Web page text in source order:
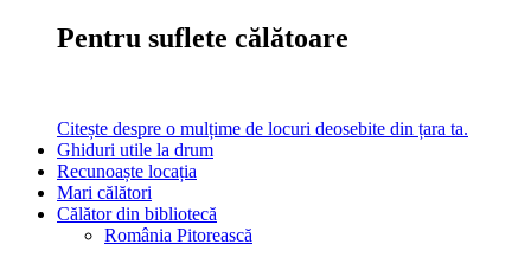
Pentru suflete călătoare
Citește despre o mulțime de locuri deosebite din țara ta.
Ghiduri utile la drum
Recunoaște locația
Mari călători
Călător din bibliotecă
România Pitorească